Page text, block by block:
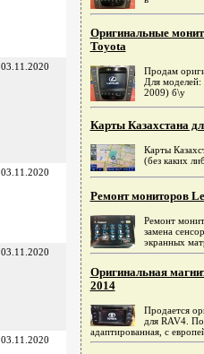
03.11.2020
03.11.2020
03.11.2020
03.11.2020
Оригинальные
Toyota
Продам
Для
2009) б\у
Карты Казахстана
Карты
(без каких
Ремонт мониторов
Ремонт
замена
экранных
Оригинальная
2014
Продается
для RAV4.
адаптированная, c